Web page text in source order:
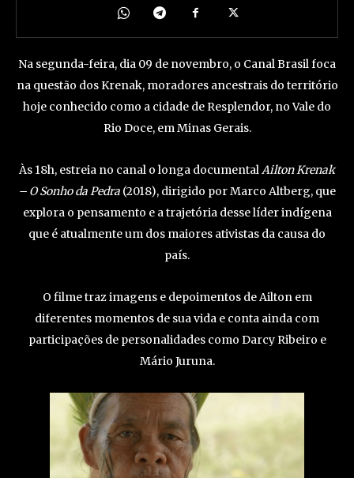
Na segunda-feira, dia 09 de novembro, o Canal Brasil foca
na questão dos Krenak, moradores ancestrais do território
hoje conhecido como a cidade de Resplendor, no Vale do
Rio Doce, em Minas Gerais.
Às 18h, estreia no canal o longa documentalAilton Krenak
– O Sonho da Pedra (2018), dirigido por Marco Altberg, que
explora o pensamento e a trajetória desse líder indígena
que é atualmente um dos maiores ativistas da causa do
país.
O filme traz imagens e depoimentos de Ailton em
diferentes momentos de sua vida e conta ainda com
participações de personalidades como Darcy Ribeiro e
Mário Juruna.